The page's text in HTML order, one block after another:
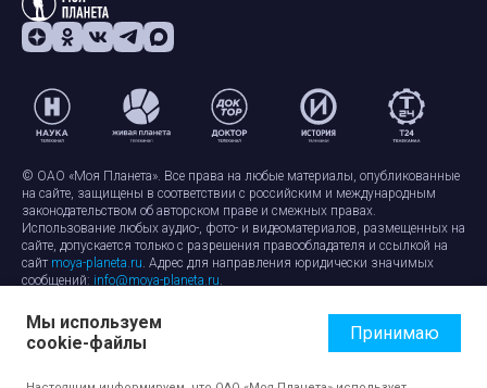
© ОАО «Моя Планета». Все права на любые материалы, опубликованные
на сайте, защищены в соответствии с российским и международным
законодательством об авторском праве и смежных правах.
Использование любых аудио-, фото- и видеоматериалов, размещенных на
сайте, допускается только с разрешения правообладателя и ссылкой на
сайт moya-planeta.ru. Адрес для направления юридически значимых
сообщений: info@moya-planeta.ru.
Правила сайтаРабота с cookie-файлами
Защита персональных данных
Обработка персональных данных
Мы используем
cookie-файлы
Принимаю